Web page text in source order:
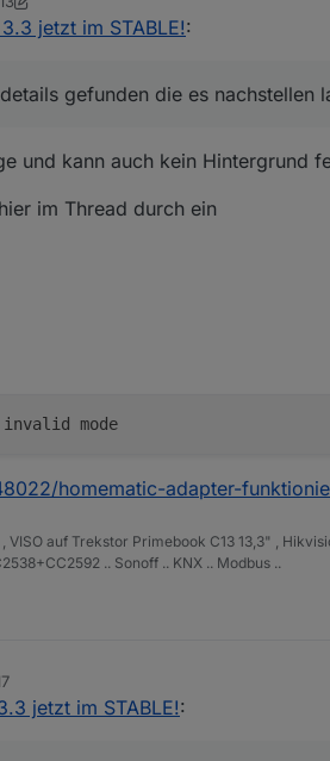
jetzt im STABLE!:
gefunden die es nachstellen
und kann auch kein Hintergrund
im Thread durch ein
homematic-adapter-
VISO auf Trekstor Primebook C13 13,3" ,
.. Sonoff .. KNX .. Modbus ..
jetzt im STABLE!: